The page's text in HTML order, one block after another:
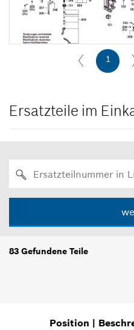
1
Ersatzteile im
83 Gefundene Teile
Position |